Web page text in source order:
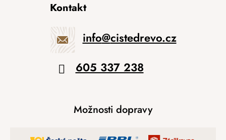
Kontakt
info@cistedrevo.cz
605 337 238
Možnosti dopravy